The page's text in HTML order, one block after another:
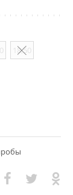
18,50